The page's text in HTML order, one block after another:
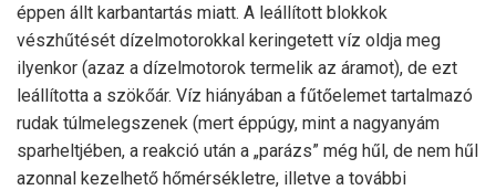
éppen állt karbantartás miatt. A leállított blokkok
vészhűtését dízelmotorokkal keringetett víz oldja meg
ilyenkor (azaz a dízelmotorok termelik az áramot), de ezt
leállította a szökőár. Víz hiányában a fűtőelemet tartalmazó
rudak túlmelegszenek (mert éppúgy, mint a nagyanyám
sparheltjében, a reakció után a „parázs” még hűl, de nem hűl
azonnal kezelhető hőmérsékletre, illetve a további